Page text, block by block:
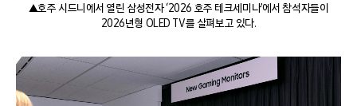
▲호주 시드니에서 열린 삼성전자 ‘2026 호주 테크세미나’에서 참석자들이
2026년형 OLED TV를 살펴보고 있다.